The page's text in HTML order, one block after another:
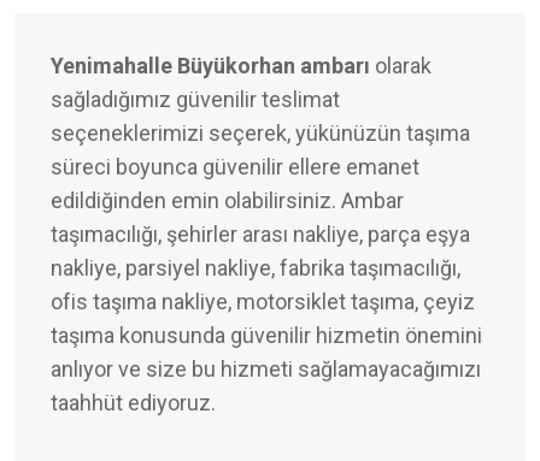
Yenimahalle Büyükorhan ambarı olarak
sağladığımız güvenilir teslimat
seçeneklerimizi seçerek, yükünüzün taşıma
süreci boyunca güvenilir ellere emanet
edildiğinden emin olabilirsiniz. Ambar
taşımacılığı, şehirler arası nakliye, parça eşya
nakliye, parsiyel nakliye, fabrika taşımacılığı,
ofis taşıma nakliye, motorsiklet taşıma, çeyiz
taşıma konusunda güvenilir hizmetin önemini
anlıyor ve size bu hizmeti sağlamayacağımızı
taahhüt ediyoruz.